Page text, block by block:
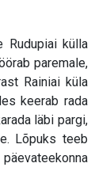
Rudupiai külla
paremale,
Rainiai küla
keerab rada
läbi pargi,
Lõpuks teeb